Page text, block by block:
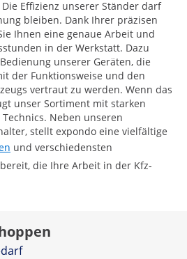
Effizienz unserer Ständer darf
bleiben. Dank Ihrer präzisen
Ihnen eine genaue Arbeit und
in der Werkstatt. Dazu
unserer Geräten, die
der Funktionsweise und den
vertraut zu werden. Wenn das
unser Sortiment mit starken
Neben unseren
stellt expondo eine vielfältige
und verschiedensten
die Ihre Arbeit in der Kfz-